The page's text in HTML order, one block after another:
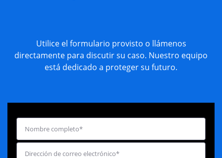
Utilice el formulario provisto o llámenos
directamente para discutir su caso. Nuestro equipo
está dedicado a proteger su futuro.